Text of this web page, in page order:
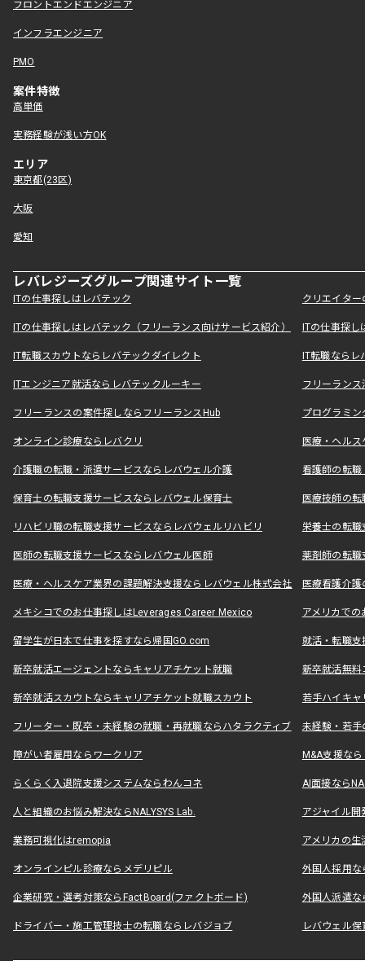
フロントエンドエンジニア
インフラエンジニア
PMO
案件特徴
高単価
実務経験が浅い方OK
エリア
東京都(23区)
大阪
愛知
レバレジーズグループ関連サイト一覧
ITの仕事探しはレバテック クリエイタ
ITの仕事探しはレバテック（フリーランス向けサービス紹介） ITの仕事探
IT転職スカウトならレバテックダイレクト IT転職なら
ITエンジニア就活ならレバテックルーキー フリーラン
フリーランスの案件探しならフリーランスHub プログラミ
オンライン診療ならレバクリ 医療・ヘル
介護職の転職・派遣サービスならレバウェル介護 看護師の転
保育士の転職支援サービスならレバウェル保育士 医療技師の
リハビリ職の転職支援サービスならレバウェルリハビリ 栄養士の転
医師の転職支援サービスならレバウェル医師 薬剤師の転
医療・ヘルスケア業界の課題解決支援ならレバウェル株式会社 医療看護介
メキシコでのお仕事探しはLeverages Career Mexico アメリカで
留学生が日本で仕事を探すなら帰国GO.com 就活・転職
新卒就活エージェントならキャリアチケット就職 新卒就活無料
新卒就活スカウトならキャリアチケット就職スカウト 若手ハイキ
フリーター・既卒・未経験の就職・再就職ならハタラクティブ 未経験・若手
障がい者雇用ならワークリア M&A支援な
らくらく入退院支援システムならわんコネ AI面接なら
人と組織のお悩み解決ならNALYSYS Lab. アジャイル
業務可視化はremopia アメリカの
オンラインピル診療ならメデリピル 外国人採用
企業研究・選考対策ならFactBoard(ファクトボード) 外国人派遣な
ドライバー・施工管理技士の転職ならレバジョブ レバウェル